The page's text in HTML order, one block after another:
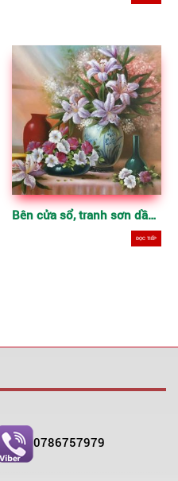
Bên cửa sổ, tranh sơn dầu vẽ trên vải
ĐỌC TIẾP
0786757979